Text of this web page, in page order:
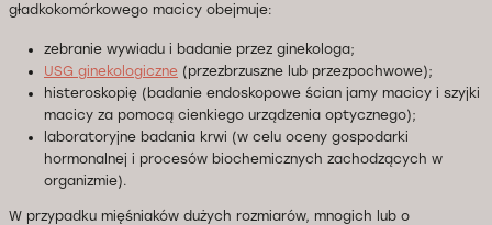
gładkokomórkowego macicy obejmuje:
zebranie wywiadu i badanie przez ginekologa;
USG ginekologiczne (przezbrzuszne lub przezpochwowe);
histeroskopię (badanie endoskopowe ścian jamy macicy i szyjki
macicy za pomocą cienkiego urządzenia optycznego);
laboratoryjne badania krwi (w celu oceny gospodarki
hormonalnej i procesów biochemicznych zachodzących w
organizmie).
W przypadku mięśniaków dużych rozmiarów, mnogich lub o